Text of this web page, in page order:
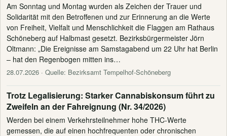
Am Sonntag und Montag wurden als Zeichen der Trauer und
Solidarität mit den Betroffenen und zur Erinnerung an die Werte
von Freiheit, Vielfalt und Menschlichkeit die Flaggen am Rathaus
Schöneberg auf Halbmast gesetzt. Bezirksbürgermeister Jörn
Oltmann: „Die Ereignisse am Samstagabend um 22 Uhr hat Berlin
– hat den Regenbogen mitten ins…
28.07.2026 · Quelle: Bezirksamt Tempelhof-Schöneberg
Trotz Legalisierung: Starker Cannabiskonsum führt zu
Zweifeln an der Fahreignung (Nr. 34/2026)
Werden bei einem Verkehrsteilnehmer hohe THC-Werte
gemessen, die auf einen hochfrequenten oder chronischen